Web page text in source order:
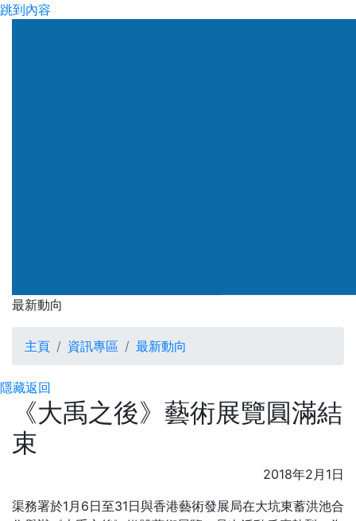
跳到內容
最新動向
最新動向
主頁 資訊專區 最新動向
隱藏返回
《大禹之後》藝術展覽圓滿結
束
2018年2月1日
渠務署於1月6日至31日與香港藝術發展局在大坑東蓄洪池合